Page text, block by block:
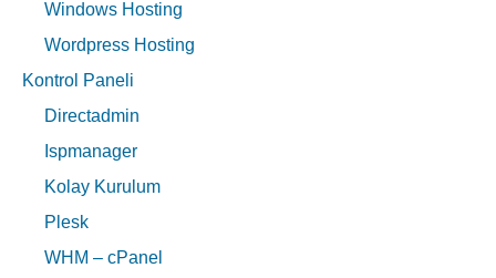
Windows Hosting
Wordpress Hosting
Kontrol Paneli
Directadmin
Ispmanager
Kolay Kurulum
Plesk
WHM – cPanel